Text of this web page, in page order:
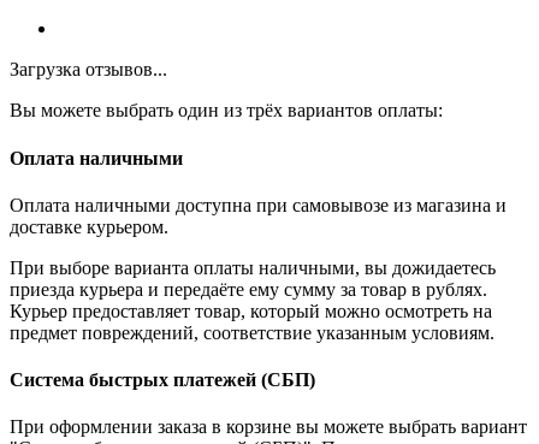
Загрузка отзывов...
Вы можете выбрать один из трёх вариантов оплаты:
Оплата наличными
Оплата наличными доступна при самовывозе из магазина и
доставке курьером.
При выборе варианта оплаты наличными, вы дожидаетесь
приезда курьера и передаёте ему сумму за товар в рублях.
Курьер предоставляет товар, который можно осмотреть на
предмет повреждений, соответствие указанным условиям.
Система быстрых платежей (СБП)
При оформлении заказа в корзине вы можете выбрать вариант